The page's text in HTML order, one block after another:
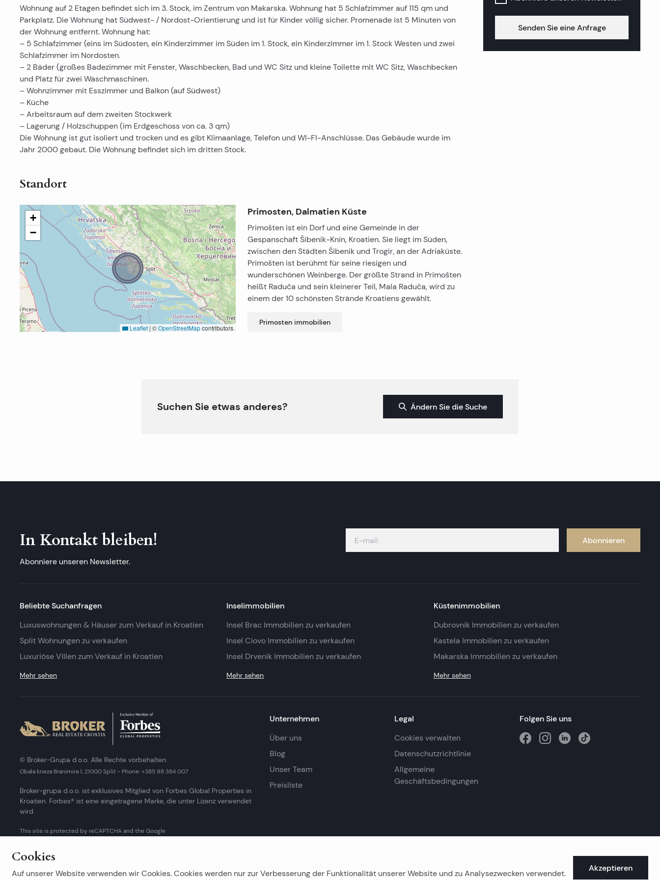
Wohnung auf 2 Etagen befindet sich im 3. Stock, im Zentrum von Makarska. Wohnung hat 5 Schlafzimmer auf 115 qm und
Parkplatz. Die Wohnung hat Südwest- / Nordost-Orientierung und ist für Kinder völlig sicher. Promenade ist 5 Minuten von
der Wohnung entfernt. Wohnung hat:
– 5 Schlafzimmer (eins im Südosten, ein Kinderzimmer im Süden im 1. Stock, ein Kinderzimmer im 1. Stock Westen und zwei
Schlafzimmer im Nordosten.
– 2 Bäder (großes Badezimmer mit Fenster, Waschbecken, Bad und WC Sitz und kleine Toilette mit WC Sitz, Waschbecken
und Platz für zwei Waschmaschinen.
– Wohnzimmer mit Esszimmer und Balkon (auf Südwest)
– Küche
– Arbeitsraum auf dem zweiten Stockwerk
– Lagerung / Holzschuppen (im Erdgeschoss von ca. 3 qm)
Die Wohnung ist gut isoliert und trocken und es gibt Klimaanlage, Telefon und WI-FI-Anschlüsse. Das Gebäude wurde im
Jahr 2000 gebaut. Die Wohnung befindet sich im dritten Stock.
Standort
+
−
Leaflet | ©OpenStreetMapcontributors
Primosten, Dalmatien Küste
Primošten ist ein Dorf und eine Gemeinde in der
Gespanschaft Šibenik-Knin, Kroatien. Sie liegt im Süden,
zwischen den Städten Šibenik und Trogir, an der Adriaküste.
Primošten ist berühmt für seine riesigen und
wunderschönen Weinberge. Der größte Strand in Primošten
heißt Raduča und sein kleinerer Teil, Mala Raduča, wird zu
einem der 10 schönsten Strände Kroatiens gewählt.
Primosten immobilien
Senden Sie eine Anfrage
Suchen Sie etwas anderes? Ändern Sie die Suche
In Kontakt bleiben!
Abonniere unseren Newsletter.
Abonnieren
Beliebte Suchanfragen
Luxuswohnungen & Häuser zum Verkauf in Kroatien
Split Wohnungen zu verkaufen
Luxuriöse Villen zum Verkauf in Kroatien
Mehr sehen
Inselimmobilien
Insel Brac Immobilien zu verkaufen
Insel Ciovo Immobilien zu verkaufen
Insel Drvenik Immobilien zu verkaufen
Mehr sehen
Küstenimmobilien
Dubrovnik Immobilien zu verkaufen
Kastela Immobilien zu verkaufen
Makarska Immobilien zu verkaufen
Mehr sehen
Unternehmen
Über uns
Blog
Unser Team
Preisliste
Legal
Cookies verwalten
Datenschutzrichtlinie
Allgemeine
Geschäftsbedingungen
Folgen Sie uns
© Broker-Grupa d.o.o. Alle Rechte vorbehalten.
Obala kneza Branimira 1, 21000 Split - Phone: +385 98 384 007
Broker-grupa d.o.o. ist exklusives Mitglied von Forbes Global Properties in
Kroatien. Forbes® ist eine eingetragene Marke, die unter Lizenz verwendet
wird.
This site is protected by reCAPTCHA and the Google
Cookies
Auf unserer Website verwenden wir Cookies. Cookies werden nur zur Verbesserung der Funktionalität unserer Website und zu Analysezwecken verwendet.
Akzeptieren